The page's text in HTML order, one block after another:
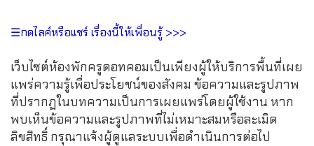
☰กดไลค์หรือแชร์ เรื่องนี้ให้เพื่อนรู้ >>>
เว็บไซต์ห้องพักครูดอทคอมเป็นเพียงผู้ให้บริการพื้นที่เผย
แพร่ความรู้เพื่อประโยชน์ของสังคม ข้อความและรูปภาพ
ที่ปรากฏในบทความเป็นการเผยแพร่โดยผู้ใช้งาน หาก
พบเห็นข้อความและรูปภาพที่ไม่เหมาะสมหรือละเมิด
ลิขสิทธิ์ กรุณาแจ้งผู้ดูแลระบบเพื่อดำเนินการต่อไป